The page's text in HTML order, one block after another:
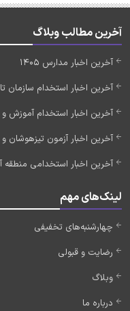
آخرین مطالب وبلاگ
آخرین اخبار مدارس 1405
آخرین اخبار استخدام سازمان تامین
آخرین اخبار استخدام آموزش و پرورش
آخرین اخبار آزمون تیزهوشان
آخرین اخبار استخدامی منطقه
لینک‌های مهم
چهارشنبه‌های تخفیفی
رضایت و قبولی
وبلاگ
درباره ما